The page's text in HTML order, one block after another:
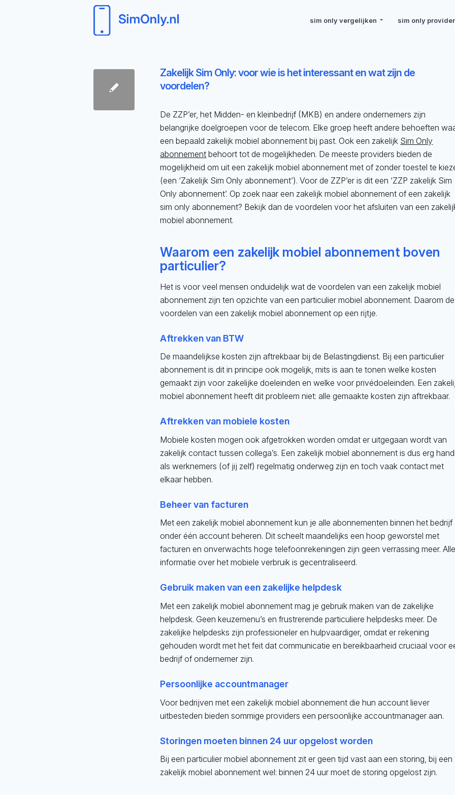
sim only vergelijken sim only
Zakelijk Sim Only: voor wie is het interessant en wat zijn de
voordelen?
De ZZP’er, het Midden- en kleinbedrijf (MKB) en andere ondernemers zijn
belangrijke doelgroepen voor de telecom. Elke groep heeft andere behoeften
een bepaald zakelijk mobiel abonnement bij past. Ook een zakelijk Sim Only
abonnement behoort tot de mogelijkheden. De meeste providers bieden de
mogelijkheid om uit een zakelijk mobiel abonnement met of zonder toestel te
(een ‘Zakelijk Sim Only abonnement’). Voor de ZZP’er is dit een ‘ZZP zakelijk Sim
Only abonnement’. Op zoek naar een zakelijk mobiel abonnement of een zakelijk
sim only abonnement? Bekijk dan de voordelen voor het afsluiten van een
mobiel abonnement.
Waarom een zakelijk mobiel abonnement boven
particulier?
Het is voor veel mensen onduidelijk wat de voordelen van een zakelijk mobiel
abonnement zijn ten opzichte van een particulier mobiel abonnement. Daarom de
voordelen van een zakelijk mobiel abonnement op een rijtje.
Aftrekken van BTW
De maandelijkse kosten zijn aftrekbaar bij de Belastingdienst. Bij een particulier
abonnement is dit in principe ook mogelijk, mits is aan te tonen welke kosten
gemaakt zijn voor zakelijke doeleinden en welke voor privédoeleinden. Een
mobiel abonnement heeft dit probleem niet: alle gemaakte kosten zijn aftrekbaar.
Aftrekken van mobiele kosten
Mobiele kosten mogen ook afgetrokken worden omdat er uitgegaan wordt van
zakelijk contact tussen collega’s. Een zakelijk mobiel abonnement is dus erg
als werknemers (of jij zelf) regelmatig onderweg zijn en toch vaak contact met
elkaar hebben.
Beheer van facturen
Met een zakelijk mobiel abonnement kun je alle abonnementen binnen het bedrijf
onder één account beheren. Dit scheelt maandelijks een hoop geworstel met
facturen en onverwachts hoge telefoonrekeningen zijn geen verrassing meer.
informatie over het mobiele verbruik is gecentraliseerd.
Gebruik maken van een zakelijke helpdesk
Met een zakelijk mobiel abonnement mag je gebruik maken van de zakelijke
helpdesk. Geen keuzemenu’s en frustrerende particuliere helpdesks meer. De
zakelijke helpdesks zijn professioneler en hulpvaardiger, omdat er rekening
gehouden wordt met het feit dat communicatie en bereikbaarheid cruciaal voor
bedrijf of ondernemer zijn.
Persoonlijke accountmanager
Voor bedrijven met een zakelijk mobiel abonnement die hun account liever
uitbesteden bieden sommige providers een persoonlijke accountmanager aan.
Storingen moeten binnen 24 uur opgelost worden
Bij een particulier mobiel abonnement zit er geen tijd vast aan een storing, bij een
zakelijk mobiel abonnement wel: binnen 24 uur moet de storing opgelost zijn.